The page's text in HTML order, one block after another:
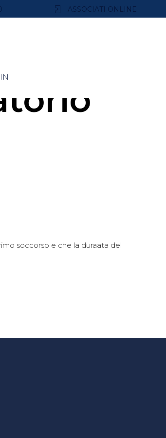
ASSOCIATI ONLINE
soccorso e che la duraata del